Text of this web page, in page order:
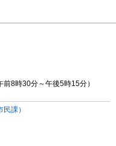
8時30分～午後5時15分）
課）